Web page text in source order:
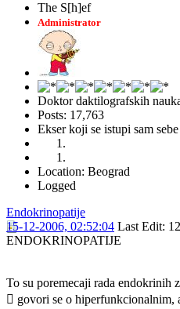
The S[h]ef
Administrator
Doktor daktilografskih
Posts: 17,763
Ekser koji se istupi sam
Location: Beograd
Logged
Endokrinopatije
15-12-2006, 02:52:04 Last Edit:
ENDOKRINOPATIJE
To su poremecaji rada
 govori se o hiperfunkcionalnim,